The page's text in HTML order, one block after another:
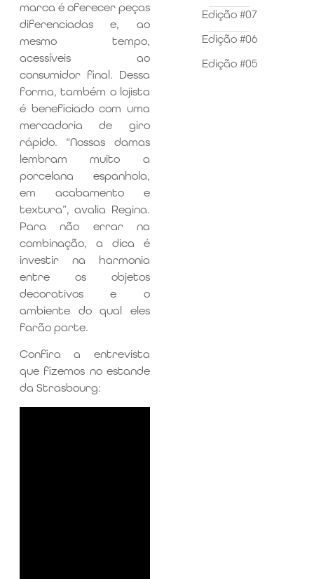
Edição #07
Edição #06
Edição #05
marca é oferecer peças
diferenciadas e, ao
mesmo tempo,
acessíveis ao
consumidor final. Dessa
forma, também o lojista
é beneficiado com uma
mercadoria de giro
rápido. “Nossas damas
lembram muito a
porcelana espanhola,
em acabamento e
textura”, avalia Regina.
Para não errar na
combinação, a dica é
investir na harmonia
entre os objetos
decorativos e o
ambiente do qual eles
farão parte.
Confira a entrevista
que fizemos no estande
da Strasbourg: